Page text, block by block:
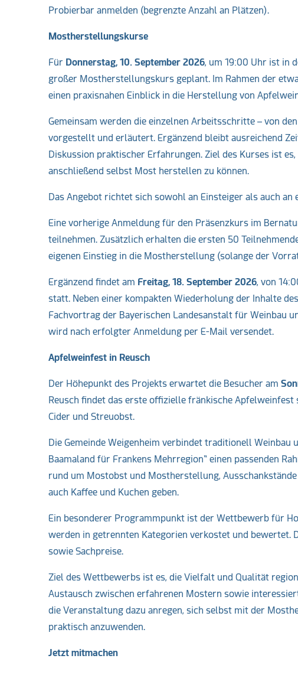
Probierbar anmelden (begrenzte Anzahl an Plätzen).
Mostherstellungskurse
Für Donnerstag, 10. September 2026, um 19:00 Uhr ist in
großer Mostherstellungskurs geplant. Im Rahmen der
einen praxisnahen Einblick in die Herstellung von
Gemeinsam werden die einzelnen Arbeitsschritte – von
vorgestellt und erläutert. Ergänzend bleibt ausreichend
Diskussion praktischer Erfahrungen. Ziel des Kurses ist
anschließend selbst Most herstellen zu können.
Das Angebot richtet sich sowohl an Einsteiger als auch an
Eine vorherige Anmeldung für den Präsenzkurs im
teilnehmen. Zusätzlich erhalten die ersten 50
eigenen Einstieg in die Mostherstellung (solange der
Ergänzend findet am Freitag, 18. September 2026, von
statt. Neben einer kompakten Wiederholung der Inhalte
Fachvortrag der Bayerischen Landesanstalt für Weinbau
wird nach erfolgter Anmeldung per E-Mail versendet.
Apfelweinfest in Reusch
Der Höhepunkt des Projekts erwartet die Besucher am
Reusch findet das erste offizielle fränkische
Cider und Streuobst.
Die Gemeinde Weigenheim verbindet traditionell
Baamaland für Frankens Mehrregion“ einen passenden
rund um Mostobst und Mostherstellung,
auch Kaffee und Kuchen geben.
Ein besonderer Programmpunkt ist der Wettbewerb für
werden in getrennten Kategorien verkostet und bewertet.
sowie Sachpreise.
Ziel des Wettbewerbs ist es, die Vielfalt und Qualität
Austausch zwischen erfahrenen Mostern sowie
die Veranstaltung dazu anregen, sich selbst mit der
praktisch anzuwenden.
Jetzt mitmachen